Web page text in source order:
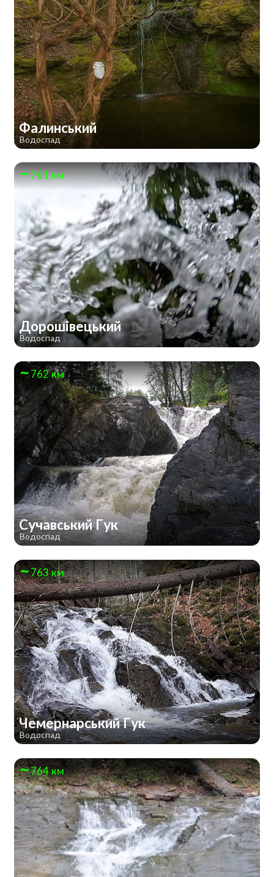
Фалинський
Водоспад
761 км
Дорошівецький
Водоспад
762 км
Сучавський Гук
Водоспад
763 км
Чемернарський Гук
Водоспад
764 км